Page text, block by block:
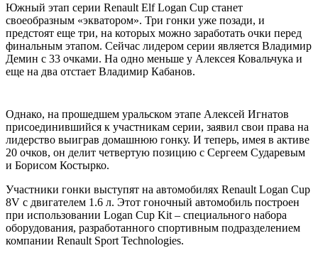
Южный этап серии Renault Elf Logan Cup станет
своеобразным «экватором». Три гонки уже позади, и
предстоят еще три, на которых можно заработать очки перед
финальным этапом. Сейчас лидером серии является Владимир
Демин с 33 очками. На одно меньше у Алексея Ковальчука и
еще на два отстает Владимир Кабанов.
Однако, на прошедшем уральском этапе Алексей Игнатов
присоединившийся к участникам серии, заявил свои права на
лидерство выиграв домашнюю гонку. И теперь, имея в активе
20 очков, он делит четвертую позицию с Сергеем Сударевым
и Борисом Костырко.
Участники гонки выступят на автомобилях Renault Logan Cup
8V с двигателем 1.6 л. Этот гоночный автомобиль построен
при использовании Logan Cup Kit – специального набора
оборудования, разработанного спортивным подразделением
компании Renault Sport Technologies.